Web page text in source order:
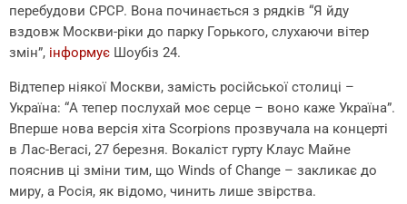
перебудови СРСР. Вона починається з рядків “Я йду
вздовж Москви-ріки до парку Горького, слухаючи вітер
змін”, інформує Шоубіз 24.
Відтепер ніякої Москви, замість російської столиці –
Україна: “А тепер послухай моє серце – воно каже Україна”.
Вперше нова версія хіта Scorpions прозвучала на концерті
в Лас-Вегасі, 27 березня. Вокаліст гурту Клаус Майне
пояснив ці зміни тим, що Winds of Change – закликає до
миру, а Росія, як відомо, чинить лише звірства.